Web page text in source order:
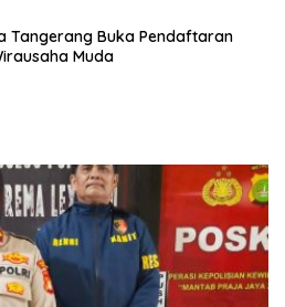
Tangerang Buka Pendaftaran
Muda